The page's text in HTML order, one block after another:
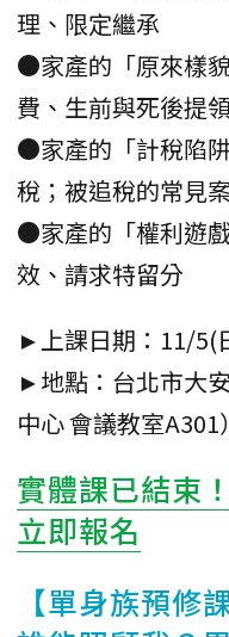
理、限定繼承
●家產的「原來樣
費、生前與死後提
●家產的「計稅陷
稅；被追稅的常見
●家產的「權利遊
效、請求特留分
►上課日期：11/5(
►地點：台北市大
中心 會議教室A301）
實體課已結束
立即報名
【單身族預修